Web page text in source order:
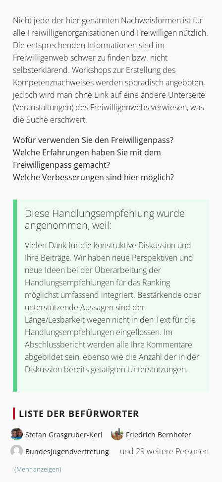
Nicht jede der hier genannten Nachweisformen ist für
alle Freiwilligenorganisationen und Freiwilligen nützlich.
Die entsprechenden Informationen sind im
Freiwilligenweb schwer zu finden bzw. nicht
selbsterklärend. Workshops zur Erstellung des
Kompetenznachweises werden sporadisch angeboten,
jedoch wird man ohne Link auf eine andere Unterseite
(Veranstaltungen) des Freiwilligenwebs verwiesen, was
die Suche erschwert.
Wofür verwenden Sie den Freiwilligenpass?
Welche Erfahrungen haben Sie mit dem
Freiwilligenpass gemacht?
Welche Verbesserungen sind hier möglich?
Diese Handlungsempfehlung wurde
angenommen, weil:
Vielen Dank für die konstruktive Diskussion und
Ihre Beiträge. Wir haben neue Perspektiven und
neue Ideen bei der Überarbeitung der
Handlungsempfehlungen für das Ranking
möglichst umfassend integriert. Bestärkende oder
unterstützende Aussagen sind der
Länge/Lesbarkeit wegen nicht in den Text für die
Handlungsempfehlungen eingeflossen. Im
Abschlussbericht werden alle Ihre Kommentare
abgebildet sein, ebenso wie die Anzahl der in der
Diskussion bereits getätigten Unterstützungen.
LISTE DER BEFÜRWORTER
Stefan Grasgruber-Kerl
Friedrich Bernhofer
Bundesjugendvertretung
und 29 weitere Personen
(Mehr anzeigen)